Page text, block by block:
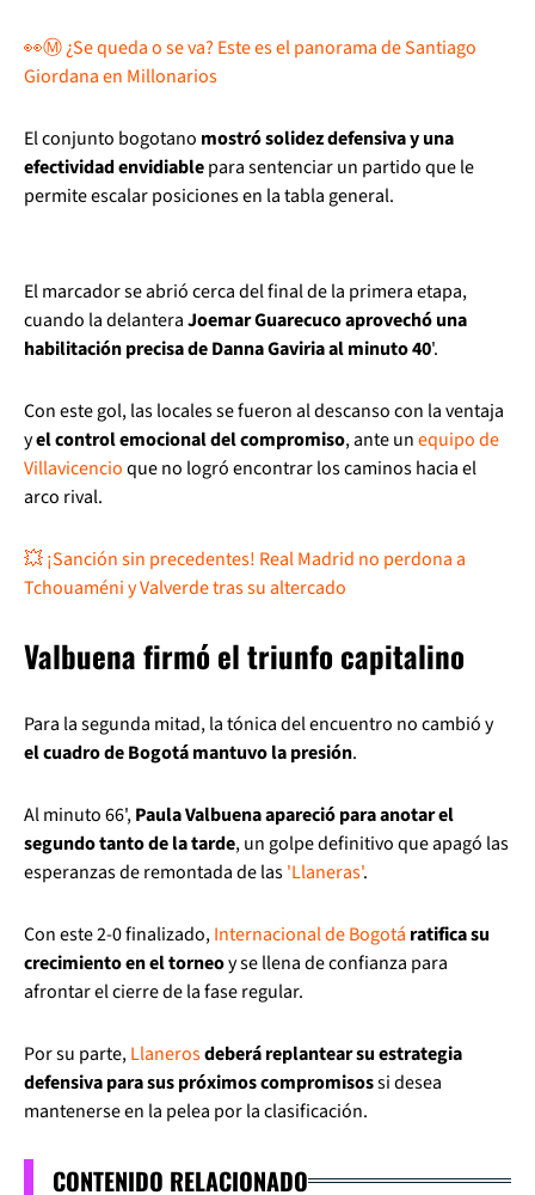
👀Ⓜ️ ¿Se queda o se va? Este es el panorama de Santiago
Giordana en Millonarios
El conjunto bogotano mostró solidez defensiva y una
efectividad envidiablepara sentenciar un partido que le
permite escalar posiciones en la tabla general.
El marcador se abrió cerca del final de la primera etapa,
cuando la delanteraJoemar Guarecuco aprovechó una
habilitación precisa de Danna Gaviria al minuto 40'.
Con este gol, las locales se fueron al descanso con la ventaja
yel control emocional del compromiso, ante unequipo de
Villavicencioque no logró encontrar los caminos hacia el
arco rival.
💥 ¡Sanción sin precedentes! Real Madrid no perdona a
Tchouaméni y Valverde tras su altercado
Valbuena firmó el triunfo capitalino
Para la segunda mitad, la tónica del encuentro no cambió y
el cuadro de Bogotá mantuvo la presión.
Al minuto 66',Paula Valbuena apareció para anotar el
segundo tanto de la tarde, un golpe definitivo que apagó las
esperanzas de remontada de las'Llaneras'.
Con este 2-0 finalizado,Internacional de Bogotá ratifica su
crecimiento en el torneoy se llena de confianza para
afrontar el cierre de la fase regular.
Por su parte,Llanerosdeberá replantear su estrategia
defensiva para sus próximos compromisossi desea
mantenerse en la pelea por la clasificación.
CONTENIDO RELACIONADO